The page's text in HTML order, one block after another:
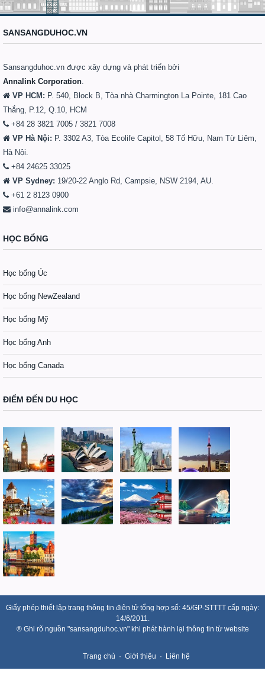
SANSANGDUHOC.VN
Sansangduhoc.vn được xây dựng và phát triển bởi
Annalink Corporation.
VP HCM: P. 540, Block B, Tòa nhà Charmington La Pointe, 181 Cao
Thắng, P.12, Q.10, HCM
+84 28 3821 7005 / 3821 7008
VP Hà Nội: P. 3302 A3, Tòa Ecolife Capitol, 58 Tố Hữu, Nam Từ Liêm,
Hà Nội.
+84 24625 33025
VP Sydney: 19/20-22 Anglo Rd, Campsie, NSW 2194, AU.
+61 2 8123 0900
info@annalink.com
HỌC BỔNG
Học bổng Úc
Học bổng NewZealand
Học bổng Mỹ
Học bổng Anh
Học bổng Canada
ĐIỂM ĐẾN DU HỌC
Giấy phép thiết lập trang thông tin điện tử tổng hợp số: 45/GP-STTTT cấp ngày:
14/6/2011.
® Ghi rõ nguồn "sansangduhoc.vn" khi phát hành lại thông tin từ website
Trang chủ Giới thiệu Liên hệ